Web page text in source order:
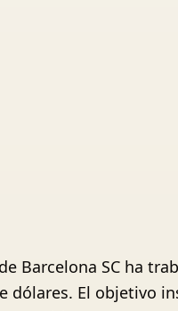
Barcelona SC ha
dólares. El objetivo